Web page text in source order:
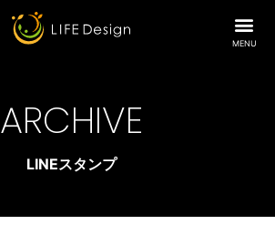
MENU
ARCHIVE
LINEスタンプ